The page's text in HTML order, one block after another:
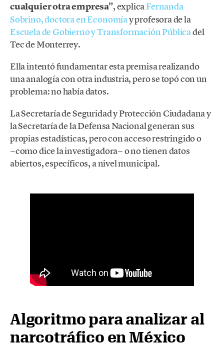
cualquier otra empresa”, explicaFernanda
Sobrino, doctora en Economíay profesora de la
Escuela de Gobierno y Transformación Públicadel
Tec de Monterrey.
Ella intentó fundamentar esta premisa realizando
una analogía con otra industria, pero se topó con un
problema: no había datos.
La Secretaría de Seguridad y Protección Ciudadana y
la Secretaría de la Defensa Nacional generan sus
propias estadísticas, pero con acceso restringido o
−como dice la investigadora− o no tienen datos
abiertos, específicos, a nivel municipal.
Algoritmo para analizar al
narcotráfico en México